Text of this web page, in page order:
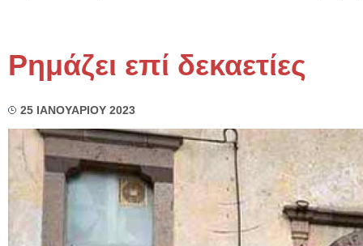
Ρημάζει επί δεκαετίες
25 ΙΑΝΟΥΑΡΙΟΥ 2023